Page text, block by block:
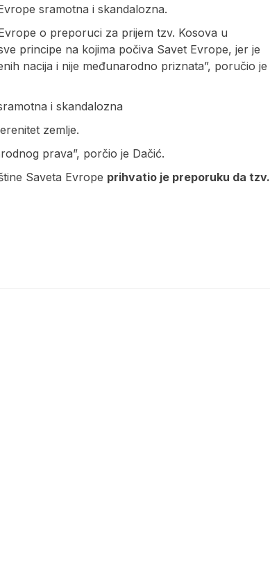
sramotna i skandalozna.
o preporuci za prijem tzv. Kosova u
principe na kojima počiva Savet Evrope, jer je
nacija i nije međunarodno priznata”, poručio je
i skandalozna
zemlje.
prava”, porčio je Dačić.
Saveta Evrope prihvatio je preporuku da tzv.